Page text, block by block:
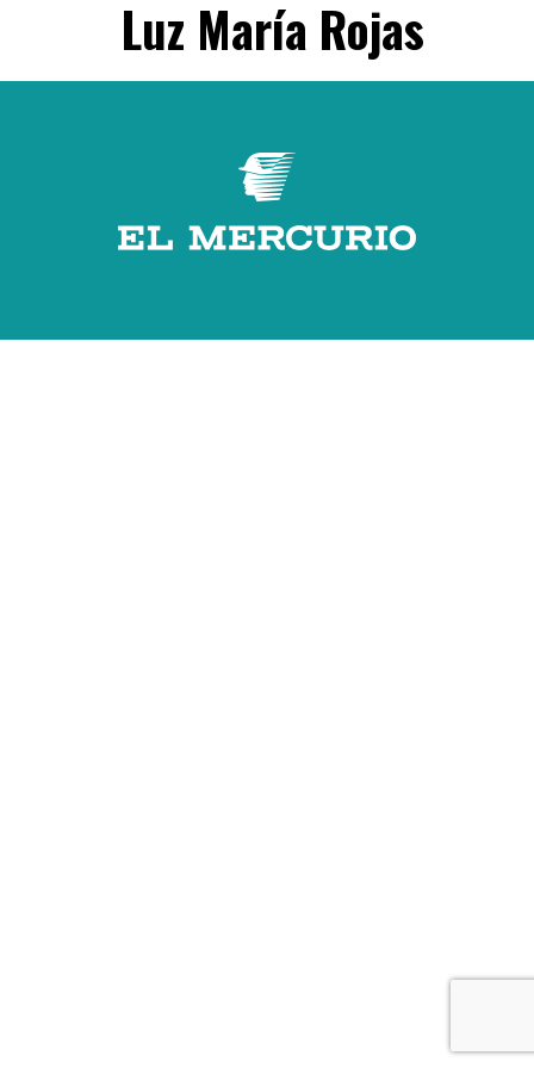
Luz María Rojas